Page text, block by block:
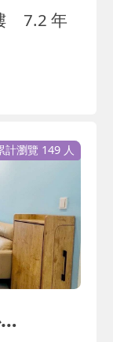
7.2 年
計瀏覽 149 人
晉選好房★稀有釋出核心城3|高樓層採光通風宅+車位